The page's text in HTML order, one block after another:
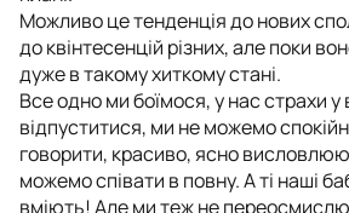
Можливо це тенденція до нових
до квінтесенцій різних, але поки
дуже в такому хиткому стані.
Все одно ми боїмося, у нас страхи
відпуститися, ми не можемо
говорити, красиво, ясно
можемо співати в повну. А ті наші
вміють! Але ми теж не